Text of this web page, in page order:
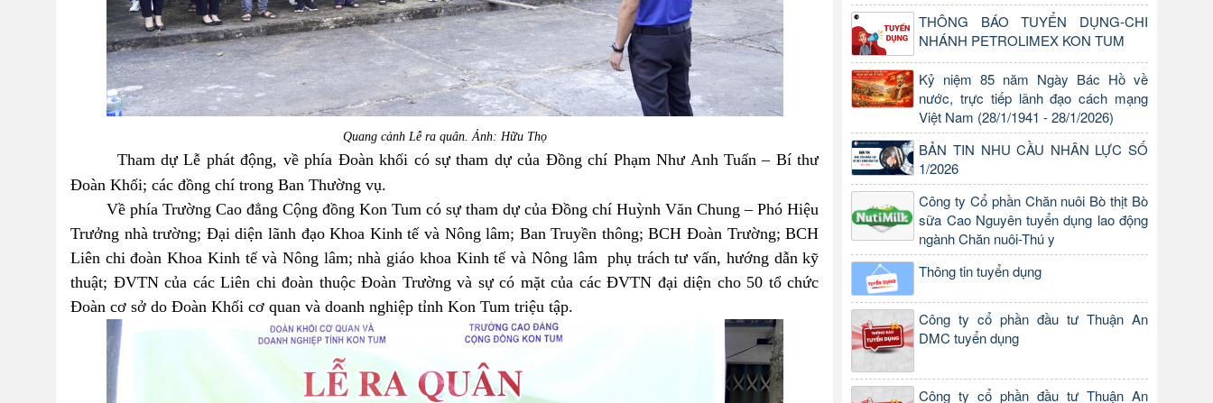
Quang cảnh Lễ ra quân. Ảnh: Hữu Thọ
Tham dự Lễ phát động, về phía Đoàn khối có sự tham dự của Đồng chí Phạm Như Anh Tuấn – Bí thư
Đoàn Khối; các đồng chí trong Ban Thường vụ.
Về phía Trường Cao đẳng Cộng đồng Kon Tum có sự tham dự của Đồng chí Huỳnh Văn Chung – Phó Hiệu
Trưởng nhà trường; Đại diện lãnh đạo Khoa Kinh tế và Nông lâm; Ban Truyền thông; BCH Đoàn Trường; BCH
Liên chi đoànKhoa Kinh tế và Nông lâm; nhà giáo khoa Kinh tế và Nông lâm phụ tráchtư vấn, hướng dẫn kỹ
thuật; ĐVTNcủa cácLiên chi đoàn thuộc Đoàn Trường và sự có mặt của các ĐVTN đại diện cho 50 tổ chức
Đoàn cơ sở do Đoàn Khối cơ quan và doanh nghiệp tỉnh Kon Tum triệu tập.
THÔNG BÁO TUYỂN DỤNG-CHI
NHÁNH PETROLIMEX KON TUM
Kỷ niệm 85 năm Ngày Bác Hồ về
nước, trực tiếp lãnh đạo cách mạng
Việt Nam (28/1/1941 - 28/1/2026)
BẢN TIN NHU CẦU NHÂN LỰC SỐ
1/2026
Công ty Cổ phần Chăn nuôi Bò thịt Bò
sữa Cao Nguyên tuyển dụng lao động
ngành Chăn nuôi-Thú y
Thông tin tuyển dụng
Công ty cổ phần đầu tư Thuận An
DMC tuyển dụng
Công ty cổ phần đầu tư Thuận An